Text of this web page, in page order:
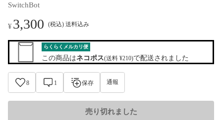
SwitchBot
¥3,300 (税込) 送料込み
らくらくメルカリ便
この商品はネコポス(送料 ¥210)で配送されました
8 1 保存 通報
売り切れました